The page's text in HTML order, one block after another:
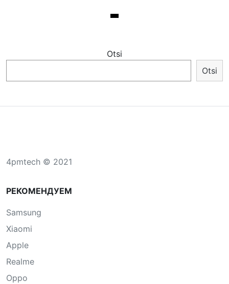
Otsi
Otsi
4pmtech © 2021
РЕКОМЕНДУЕМ
Samsung
Xiaomi
Apple
Realme
Oppo